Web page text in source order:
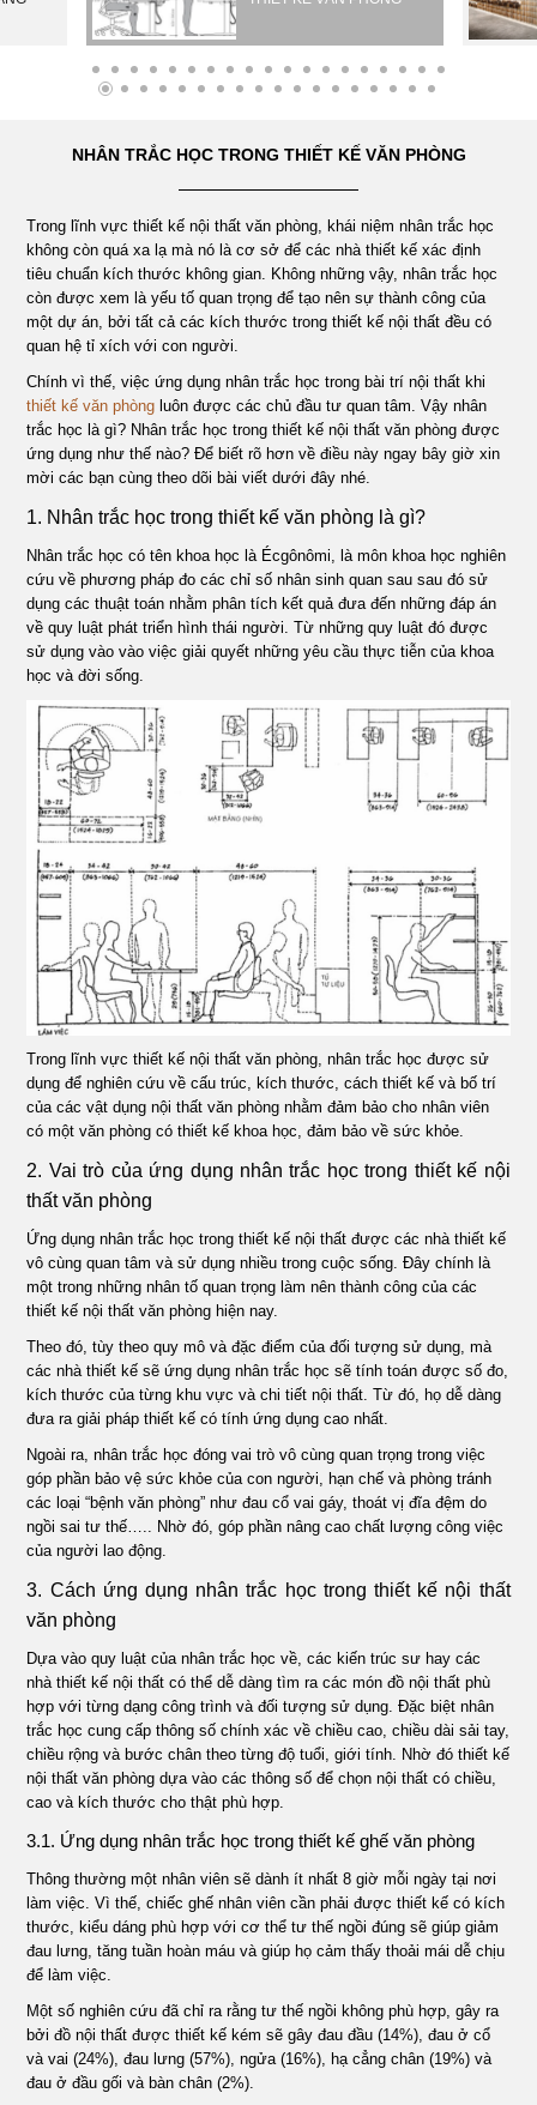
NHÀ
HÀNG
DỰ
ÁN
PHÒNG
ÁN
SHOWROOM
TỨC
LIÊN
NHÂN TRẮC HỌC TRONG THIẾT KẾ VĂN PHÒNG
Trong lĩnh vực thiết kế nội thất văn phòng, khái niệm nhân trắc học
không còn quá xa lạ mà nó là cơ sở để các nhà thiết kế xác định
tiêu chuẩn kích thước không gian. Không những vậy, nhân trắc học
còn được xem là yếu tố quan trọng để tạo nên sự thành công của
một dự án, bởi tất cả các kích thước trong thiết kế nội thất đều có
quan hệ tỉ xích với con người.
Chính vì thế, việc ứng dụng nhân trắc học trong bài trí nội thất khi
thiết kế văn phòng luôn được các chủ đầu tư quan tâm. Vậy nhân
trắc học là gì? Nhân trắc học trong thiết kế nội thất văn phòng được
ứng dụng như thế nào? Để biết rõ hơn về điều này ngay bây giờ xin
mời các bạn cùng theo dõi bài viết dưới đây nhé.
1. Nhân trắc học trong thiết kế văn phòng là gì?
Nhân trắc học có tên khoa học là Écgônômi, là môn khoa học nghiên
cứu về phương pháp đo các chỉ số nhân sinh quan sau sau đó sử
dụng các thuật toán nhằm phân tích kết quả đưa đến những đáp án
về quy luật phát triển hình thái người. Từ những quy luật đó được
sử dụng vào vào việc giải quyết những yêu cầu thực tiễn của khoa
học và đời sống.
Trong lĩnh vực thiết kế nội thất văn phòng, nhân trắc học được sử
dụng để nghiên cứu về cấu trúc, kích thước, cách thiết kế và bố trí
của các vật dụng nội thất văn phòng nhằm đảm bảo cho nhân viên
có một văn phòng có thiết kế khoa học, đảm bảo về sức khỏe.
2. Vai trò của ứng dụng nhân trắc học trong thiết kế nội
thất văn phòng
Ứng dụng nhân trắc học trong thiết kế nội thất được các nhà thiết kế
vô cùng quan tâm và sử dụng nhiều trong cuộc sống. Đây chính là
một trong những nhân tố quan trọng làm nên thành công của các
thiết kế nội thất văn phòng hiện nay.
Theo đó, tùy theo quy mô và đặc điểm của đối tượng sử dụng, mà
các nhà thiết kế sẽ ứng dụng nhân trắc học sẽ tính toán được số đo,
kích thước của từng khu vực và chi tiết nội thất. Từ đó, họ dễ dàng
đưa ra giải pháp thiết kế có tính ứng dụng cao nhất.
Ngoài ra, nhân trắc học đóng vai trò vô cùng quan trọng trong việc
góp phần bảo vệ sức khỏe của con người, hạn chế và phòng tránh
các loại “bệnh văn phòng” như đau cổ vai gáy, thoát vị đĩa đệm do
ngồi sai tư thế….. Nhờ đó, góp phần nâng cao chất lượng công việc
của người lao động.
3. Cách ứng dụng nhân trắc học trong thiết kế nội thất
văn phòng
Dựa vào quy luật của nhân trắc học về, các kiến trúc sư hay các
nhà thiết kế nội thất có thể dễ dàng tìm ra các món đồ nội thất phù
hợp với từng dạng công trình và đối tượng sử dụng. Đặc biệt nhân
trắc học cung cấp thông số chính xác về chiều cao, chiều dài sải tay,
chiều rộng và bước chân theo từng độ tuổi, giới tính. Nhờ đó thiết kế
nội thất văn phòng dựa vào các thông số để chọn nội thất có chiều,
cao và kích thước cho thật phù hợp.
3.1. Ứng dụng nhân trắc học trong thiết kế ghế văn phòng
Thông thường một nhân viên sẽ dành ít nhất 8 giờ mỗi ngày tại nơi
làm việc. Vì thế, chiếc ghế nhân viên cần phải được thiết kế có kích
thước, kiểu dáng phù hợp với cơ thể tư thế ngồi đúng sẽ giúp giảm
đau lưng, tăng tuần hoàn máu và giúp họ cảm thấy thoải mái dễ chịu
để làm việc.
Một số nghiên cứu đã chỉ ra rằng tư thế ngồi không phù hợp, gây ra
bởi đồ nội thất được thiết kế kém sẽ gây đau đầu (14%), đau ở cổ
và vai (24%), đau lưng (57%), ngửa (16%), hạ cẳng chân (19%) và
đau ở đầu gối và bàn chân (2%).